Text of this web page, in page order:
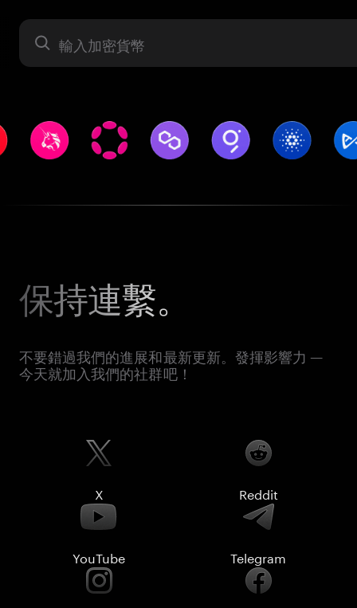
資產
保持連繫。
不要錯過我們的進展和最新更新。發揮影響力 —
今天就加入我們的社群吧！
X Reddit
YouTube Telegram